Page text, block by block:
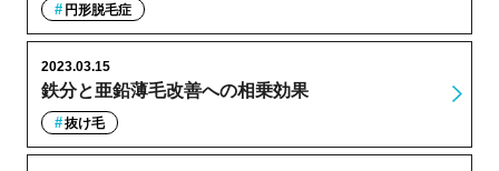
円形脱毛症
鉄分と亜鉛薄毛改善への相乗効果
2023.03.15
抜け毛